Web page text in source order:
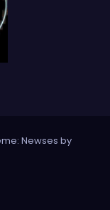
Newses by